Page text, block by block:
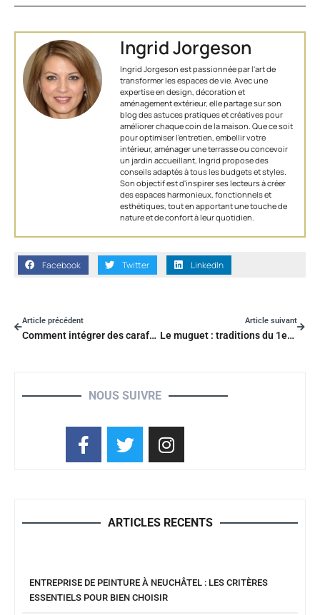
Ingrid Jorgeson
Ingrid Jorgeson est passionnée par l'art de
transformer les espaces de vie. Avec une
expertise en design, décoration et
aménagement extérieur, elle partage sur son
blog des astuces pratiques et créatives pour
améliorer chaque coin de la maison. Que ce soit
pour optimiser l’entretien, embellir votre
intérieur, aménager une terrasse ou concevoir
un jardin accueillant, Ingrid propose des
conseils adaptés à tous les budgets et styles.
Son objectif est d'inspirer ses lecteurs à créer
des espaces harmonieux, fonctionnels et
esthétiques, tout en apportant une touche de
nature et de confort à leur quotidien.
Facebook Twitter LinkedIn
Article précédent
Comment intégrer des carafes vintage dans votre décoration intérieure ?
Article suivant
Le muguet : traditions du 1er mai, symbole et secrets de plantation
NOUS SUIVRE
ARTICLES RECENTS
ENTREPRISE DE PEINTURE À NEUCHÂTEL : LES CRITÈRES
ESSENTIELS POUR BIEN CHOISIR